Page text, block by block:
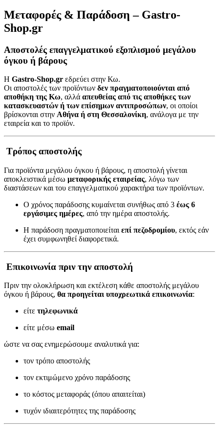
Μεταφορές & Παράδοση – Gastro-
Shop.gr
Αποστολές επαγγελματικού εξοπλισμού μεγάλου
όγκου ή βάρους
Η Gastro-Shop.gr εδρεύει στην Κω.
Οι αποστολές των προϊόντων δεν πραγματοποιούνται από
αποθήκη της Κω, αλλά απευθείας από τις αποθήκες των
κατασκευαστών ή των επίσημων αντιπροσώπων, οι οποίοι
βρίσκονται στην Αθήνα ή στη Θεσσαλονίκη, ανάλογα με την
εταιρεία και το προϊόν.
Τρόπος αποστολής
Για προϊόντα μεγάλου όγκου ή βάρους, η αποστολή γίνεται
αποκλειστικά μέσω μεταφορικής εταιρείας, λόγω των
διαστάσεων και του επαγγελματικού χαρακτήρα των προϊόντων.
Ο χρόνος παράδοσης κυμαίνεται συνήθως από 3 έως 6
εργάσιμες ημέρες, από την ημέρα αποστολής.
Η παράδοση πραγματοποιείται επί πεζοδρομίου, εκτός εάν
έχει συμφωνηθεί διαφορετικά.
Επικοινωνία πριν την αποστολή
Πριν την ολοκλήρωση και εκτέλεση κάθε αποστολής μεγάλου
όγκου ή βάρους, θα προηγείται υποχρεωτικά επικοινωνία:
είτε τηλεφωνικά
είτε μέσω email
ώστε να σας ενημερώσουμε αναλυτικά για:
τον τρόπο αποστολής
τον εκτιμώμενο χρόνο παράδοσης
το κόστος μεταφοράς (όπου απαιτείται)
τυχόν ιδιαιτερότητες της παράδοσης